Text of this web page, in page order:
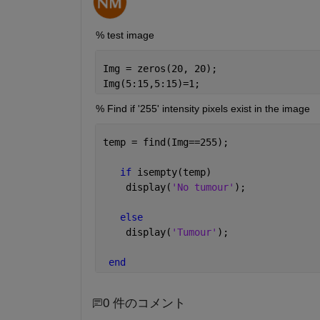
% test image
Img = zeros(20, 20);
Img(5:15,5:15)=1;
% Find if '255' intensity pixels exist in the image
temp = find(Img==255);
if isempty(temp)
    display(
'No tumour' );
else
    display(
'Tumour' );
end
0 件のコメント